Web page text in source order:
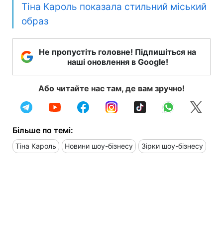
Тіна Кароль показала стильний міський
образ
Не пропустіть головне! Підпишіться на
наші оновлення в Google!
Або читайте нас там, де вам зручно!
Більше по темі:
Тіна Кароль Новини шоу-бізнесу Зірки шоу-бізнесу